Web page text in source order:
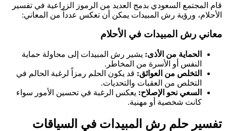
قام المجتمع السعودي بدمج العديد من الرموز الزراعية في تفسير
الأحلام، ورؤية رش المبيدات يمكن أن تعكس عدداً من المعاني:
معاني رش المبيدات في الأحلام
الحماية من الأذى: يشير رش المبيدات إلى محاولة حماية
النفس أو الأسرة من المخاطر.
التخلص من العوائق: قد يكون الحلم رمزاً لرغبة الحالم في
التخلص من العقبات والتحديات.
السعي نحو الإصلاح: يعكس الرغبة في تحسين الأمور سواء
كانت شخصية أو مهنية.
تفسير حلم رش المبيدات في السياقات